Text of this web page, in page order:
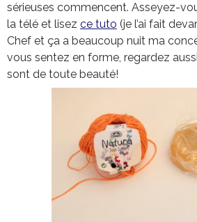
sérieuses commencent. Asseyez-
la télé et lisez ce tuto (je l’ai fait
Chef et ça a beaucoup nuit ma
vous sentez en forme, regardez
sont de toute beauté!